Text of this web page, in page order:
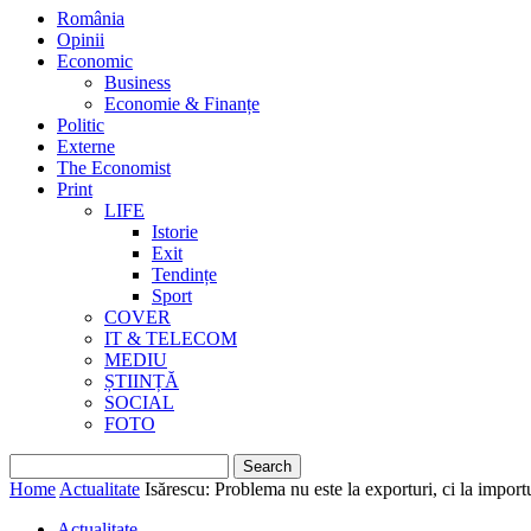
România
Opinii
Economic
Business
Economie & Finanțe
Politic
Externe
The Economist
Print
LIFE
Istorie
Exit
Tendințe
Sport
COVER
IT & TELECOM
MEDIU
ȘTIINȚĂ
SOCIAL
FOTO
Home Actualitate Isărescu: Problema nu este la exporturi, ci la